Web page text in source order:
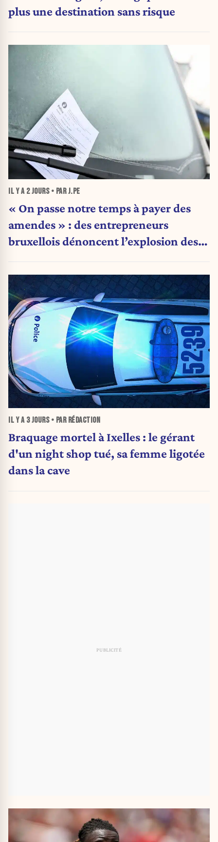
plus une destination sans risque
IL Y A 2 JOURS• PAR J.PE
« On passe notre temps à payer des
amendes » : des entrepreneurs
bruxellois dénoncent l’explosion des
IL Y A 3 JOURS• PAR RÉDACTION
Braquage mortel à Ixelles : le gérant
d'un night shop tué, sa femme ligotée
dans la cave